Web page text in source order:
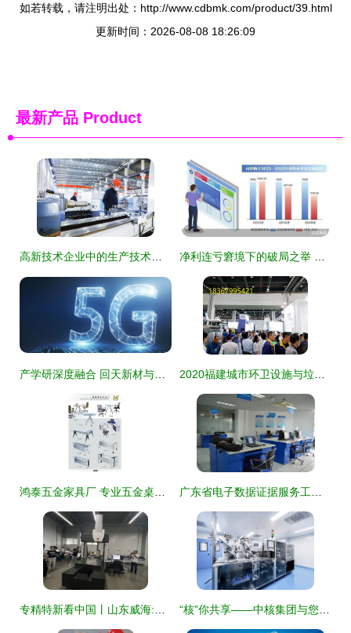
如若转载，请注明出处：http://www.cdbmk.com/product/39.html
更新时间：2026-08-08 18:26:09
最新产品 Product